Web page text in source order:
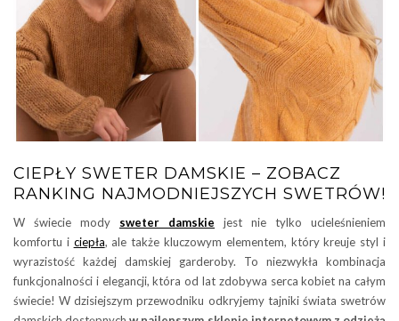
CIEPŁY SWETER DAMSKIE – ZOBACZ
RANKING NAJMODNIEJSZYCH SWETRÓW!
W świecie mody sweter damskie jest nie tylko ucieleśnieniem
komfortu i ciepła, ale także kluczowym elementem, który kreuje styl i
wyrazistość każdej damskiej garderoby. To niezwykła kombinacja
funkcjonalności i elegancji, która od lat zdobywa serca kobiet na całym
świecie! W dzisiejszym przewodniku odkryjemy tajniki świata swetrów